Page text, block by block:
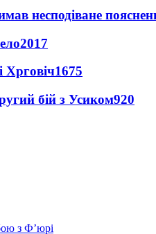
несподіване
2017
Хрговіч1675
бій з Усиком920